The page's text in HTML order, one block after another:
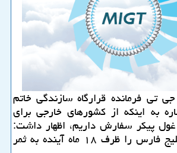
تی فرمانده قرارگاه سازندگی خاتم
به اینكه از كشورهای خارجی برای
پیكر سفارش داریم، اظهار داشت:
فاز چهارم ستاره خلیج فارس را ظرف ۱۸ ماه آینده به ثمر